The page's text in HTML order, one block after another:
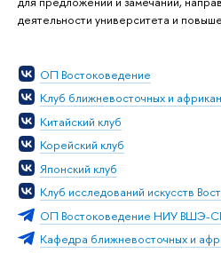
деятельности университета и
ОП Востоковедение
Клуб ближневосточных и
Китайский клуб
Корейский клуб
Японский клуб
Клуб исследований искусств
ОП Востоковедение НИУ ВШЭ-
Кафедра ближневосточных и